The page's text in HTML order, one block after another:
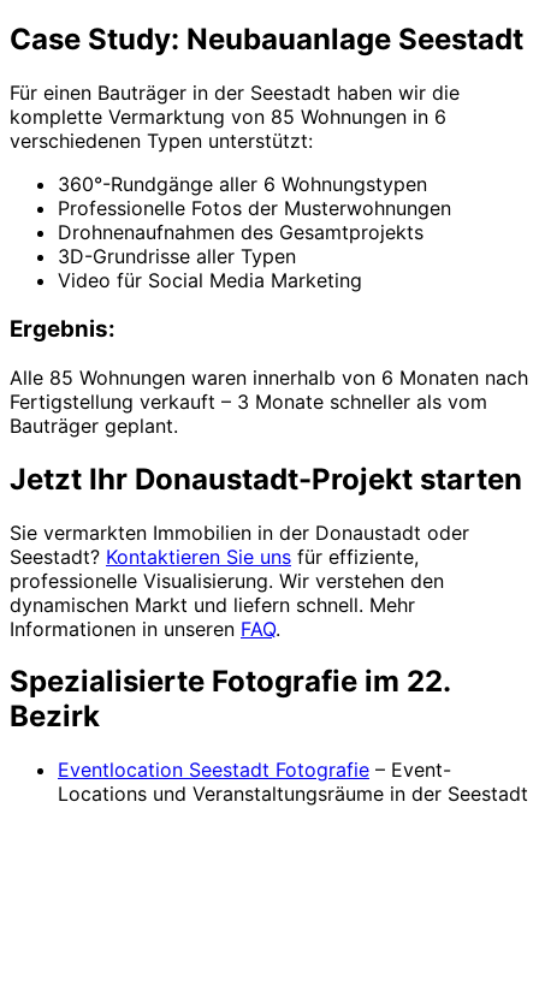
Case Study: Neubauanlage Seestadt
Für einen Bauträger in der Seestadt haben wir die
komplette Vermarktung von 85 Wohnungen in 6
verschiedenen Typen unterstützt:
360°-Rundgänge aller 6 Wohnungstypen
Professionelle Fotos der Musterwohnungen
Drohnenaufnahmen des Gesamtprojekts
3D-Grundrisse aller Typen
Video für Social Media Marketing
Ergebnis:
Alle 85 Wohnungen waren innerhalb von 6 Monaten nach
Fertigstellung verkauft – 3 Monate schneller als vom
Bauträger geplant.
Jetzt Ihr Donaustadt-Projekt starten
Sie vermarkten Immobilien in der Donaustadt oder
Seestadt? Kontaktieren Sie uns für effiziente,
professionelle Visualisierung. Wir verstehen den
dynamischen Markt und liefern schnell. Mehr
Informationen in unseren FAQ.
Spezialisierte Fotografie im 22.
Bezirk
Eventlocation Seestadt Fotografie – Event-
Locations und Veranstaltungsräume in der Seestadt